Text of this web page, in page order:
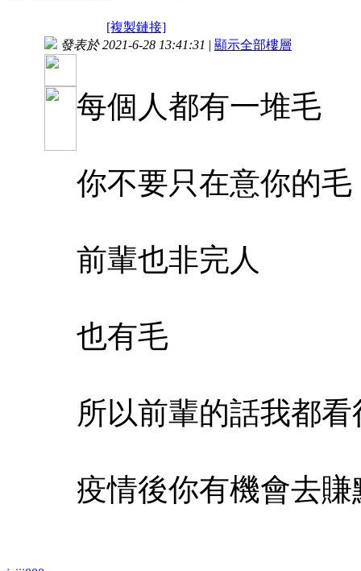
[複製鏈接]
發表於 2021-6-28 13:41:31 | 顯示全部樓層
每個人都有一堆毛
你不要只在意你的毛
前輩也非完人
也有毛
所以前輩的話我都
疫情後你有機會去賺